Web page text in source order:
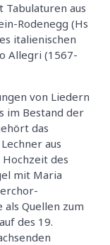
aus
Rodenegg (Hs
italienischen
Allegri (1567-
von Liedern
im Bestand der
das
aus
des
mit Maria
als Quellen zum
des 19.